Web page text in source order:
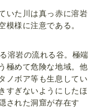
いた川は真っ赤に溶岩
模様に注意である。
溶岩の流れる谷。極端
極めて危険な地域。他
ノボア等も生息してい
すぎないようにしたほ
された洞窟が存在す